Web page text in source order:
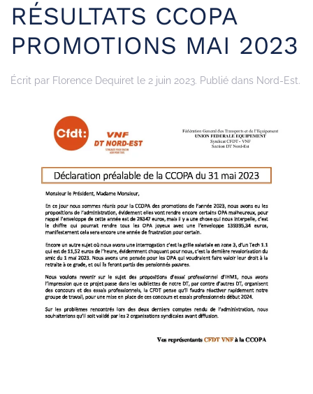
RÉSULTATS CCOPA
PROMOTIONS MAI 2023
Écrit par Florence Dequiret le 2 juin 2023. Publié dans Nord-Est.